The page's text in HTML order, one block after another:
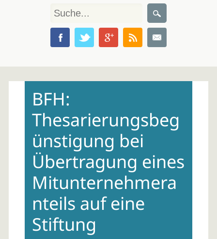
contentBFH:
Thesarierungsbeg
ünstigung bei
Übertragung eines
Mitunternehmera
nteils auf eine
Stiftung